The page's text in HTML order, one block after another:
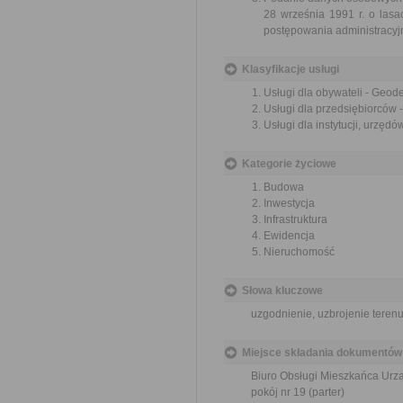
28 września 1991 r. o
postępowania
Klasyfikacje usługi
Usługi dla obywateli -
Usługi dla
Usługi dla instytucji,
Kategorie życiowe
Budowa
Inwestycja
Infrastruktura
Ewidencja
Nieruchomość
Słowa kluczowe
uzgodnienie, uzbrojenie terenu
Miejsce składania dokumentów
Biuro Obsługi Mieszkańca
pokój nr 19 (parter)